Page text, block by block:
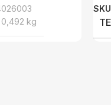
0,492 kg